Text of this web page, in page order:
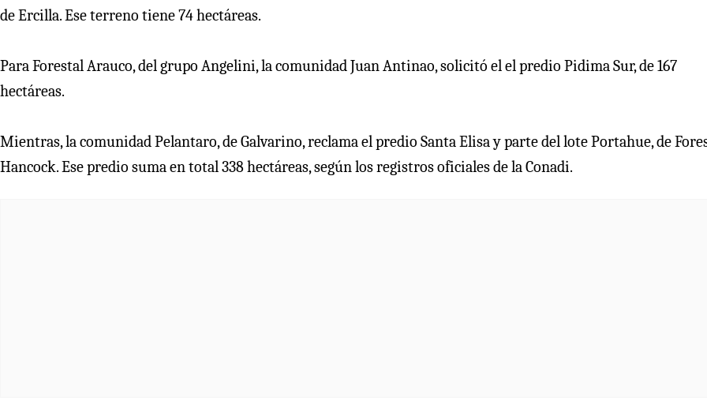
de Ercilla. Ese terreno tiene 74 hectáreas.
Para Forestal Arauco, del grupo Angelini, la comunidad Juan Antinao, solicitó el el predio Pidima Sur, de 167
hectáreas.
Mientras, la comunidad Pelantaro, de Galvarino, reclama el predio Santa Elisa y parte del lote Portahue, de
Hancock. Ese predio suma en total 338 hectáreas, según los registros oficiales de la Conadi.